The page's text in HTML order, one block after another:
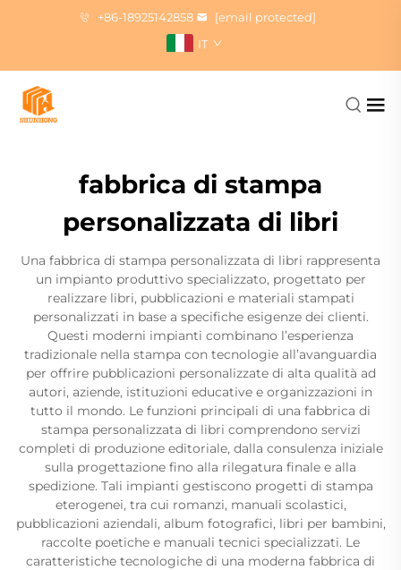
+86-18925142858
[email protected]
IT
fabbrica di stampa
personalizzata di libri
Una fabbrica di stampa personalizzata di libri rappresenta
un impianto produttivo specializzato, progettato per
realizzare libri, pubblicazioni e materiali stampati
personalizzati in base a specifiche esigenze dei clienti.
Questi moderni impianti combinano l’esperienza
tradizionale nella stampa con tecnologie all’avanguardia
per offrire pubblicazioni personalizzate di alta qualità ad
autori, aziende, istituzioni educative e organizzazioni in
tutto il mondo. Le funzioni principali di una fabbrica di
stampa personalizzata di libri comprendono servizi
completi di produzione editoriale, dalla consulenza iniziale
sulla progettazione fino alla rilegatura finale e alla
spedizione. Tali impianti gestiscono progetti di stampa
eterogenei, tra cui romanzi, manuali scolastici,
pubblicazioni aziendali, album fotografici, libri per bambini,
raccolte poetiche e manuali tecnici specializzati. Le
caratteristiche tecnologiche di una moderna fabbrica di